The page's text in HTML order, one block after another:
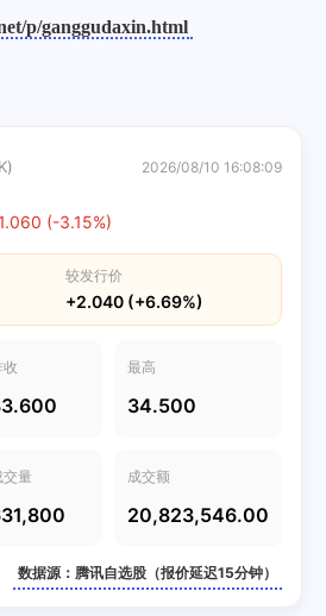
p/ganggudaxin.html
2026/08/10 16:08:09
(-3.15%)
较发行价
+2.040 (+6.69%)
收 最高
34.500
交量 成交额
20,823,546.00
数据源：腾讯自选股（报价延迟15分钟）